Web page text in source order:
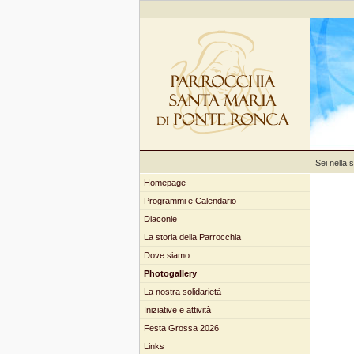
Sei nella
Homepage
Programmi e Calendario
Diaconie
La storia della Parrocchia
Dove siamo
Photogallery
La nostra solidarietà
Iniziative e attività
Festa Grossa 2026
Links